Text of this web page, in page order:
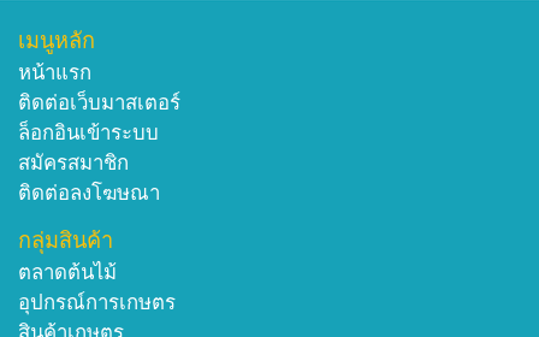
เมนูหลัก
หน้าแรก
ติดต่อเว็บมาสเตอร์
ล็อกอินเข้าระบบ
สมัครสมาชิก
ติดต่อลงโฆษณา
กลุ่มสินค้า
ตลาดต้นไม้
อุปกรณ์การเกษตร